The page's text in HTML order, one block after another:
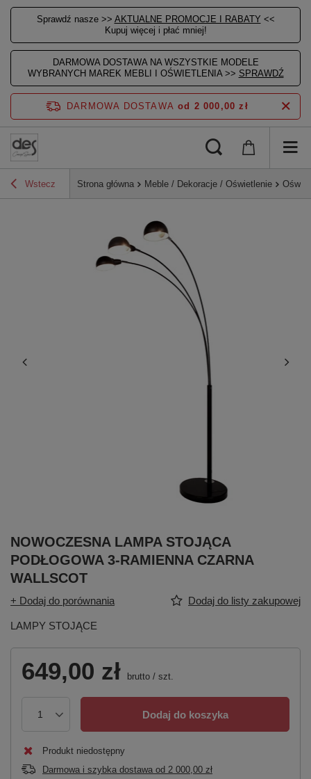
Sprawdź nasze >> AKTUALNE PROMOCJE I RABATY <<
Kupuj więcej i płać mniej!
DARMOWA DOSTAWA NA WSZYSTKIE MODELE
WYBRANYCH MAREK MEBLI I OŚWIETLENIA >> SPRAWDŹ
DARMOWA DOSTAWA od 2 000,00 zł
Wstecz Strona główna Meble / Dekoracje / Oświetlenie
NOWOCZESNA LAMPA STOJĄCA
PODŁOGOWA 3-RAMIENNA CZARNA
WALLSCOT
+ Dodaj do porównania Dodaj do listy zakupowej
LAMPY STOJĄCE
649,00 zł brutto / szt.
Dodaj do koszyka
Produkt niedostępny
Darmowa i szybka dostawa od 2 000,00 zł